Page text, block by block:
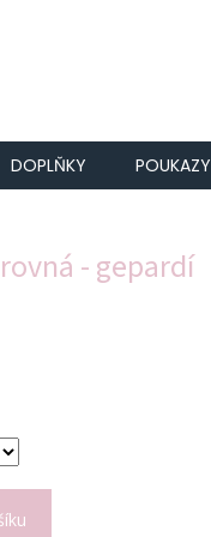
DOPLŇKY POUKAZY
- gepardí